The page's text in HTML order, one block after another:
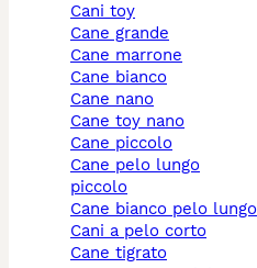
cani toy
cane grande
cane marrone
cane bianco
cane nano
cane toy nano
cane piccolo
cane pelo lungo
piccolo
cane bianco pelo lungo
cani a pelo corto
cane tigrato